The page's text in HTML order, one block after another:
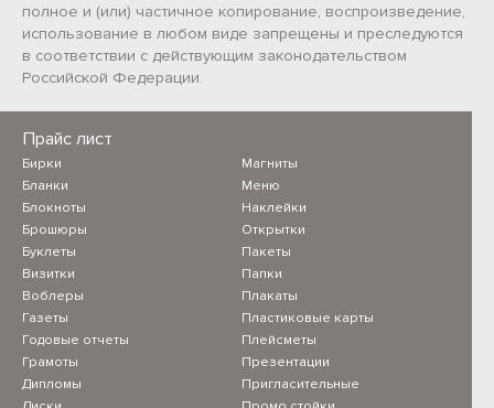
Прайс лист
Бирки
Бланки
Блокноты
Брошюры
Буклеты
Визитки
Воблеры
Газеты
Годовые отчеты
Грамоты
Дипломы
Магниты
Меню
Наклейки
Открытки
Пакеты
Папки
Плакаты
Пластиковые карты
Плейсметы
Презентации
Пригласительные
полное и (или) частичное копирование, воспроизведение,
использование в любом виде запрещены и преследуются
в соответствии с действующим законодательством
Российской Федерации.